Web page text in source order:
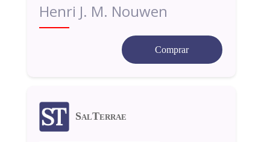
Henri J. M. Nouwen
Comprar
SalTerrae